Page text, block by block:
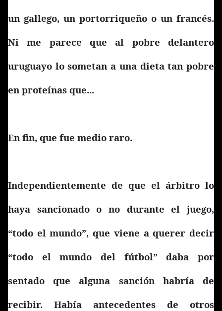
un gallego, un portorriqueño o un francés.
Ni me parece que al pobre delantero
uruguayo lo sometan a una dieta tan pobre
en proteínas que...
En fin, que fue medio raro.
Independientemente de que el árbitro lo
haya sancionado o no durante el juego,
“todo el mundo”, que viene a querer decir
“todo el mundo del fútbol” daba por
sentado que alguna sanción habría de
recibir. Había antecedentes de otros